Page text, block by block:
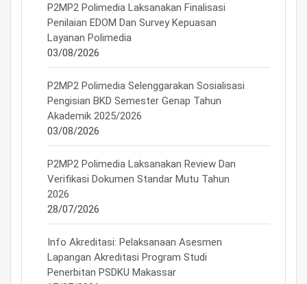
P2MP2 Polimedia Laksanakan Finalisasi
Penilaian EDOM Dan Survey Kepuasan
Layanan Polimedia
03/08/2026
P2MP2 Polimedia Selenggarakan Sosialisasi
Pengisian BKD Semester Genap Tahun
Akademik 2025/2026
03/08/2026
P2MP2 Polimedia Laksanakan Review Dan
Verifikasi Dokumen Standar Mutu Tahun
2026
28/07/2026
Info Akreditasi: Pelaksanaan Asesmen
Lapangan Akreditasi Program Studi
Penerbitan PSDKU Makassar